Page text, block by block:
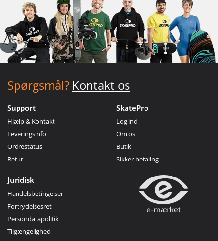
Spørgsmål? Kontakt os
Support
Hjælp & Kontakt
Leveringsinfo
Ordrestatus
Retur
SkatePro
Log ind
Om os
Butik
Sikker betaling
Juridisk
Handelsbetingelser
Fortrydelsesret
Persondatapolitik
Tilgængelighed